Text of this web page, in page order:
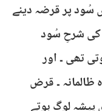
سُود پر قرضہ دینے
کی شرحِ سُود
تھی ۔ اور
۔ قرض